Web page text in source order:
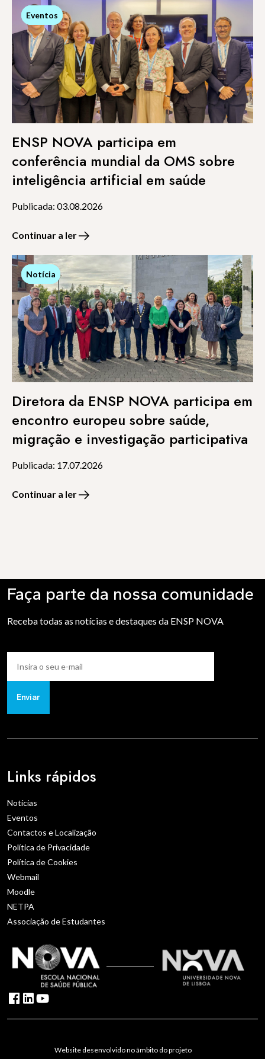
Eventos
Eventos
ENSP NOVA participa em
conferência mundial da OMS sobre
inteligência artificial em saúde
Publicada: 03.08.2026
Continuar a ler
Notícia
Notícia
Diretora da ENSP NOVA participa em
encontro europeu sobre saúde,
migração e investigação participativa
Publicada: 17.07.2026
Continuar a ler
Faça parte da nossa comunidade
Receba todas as notícias e destaques da ENSP NOVA
Enviar
Links rápidos
Notícias
Eventos
Contactos e Localização
Política de Privacidade
Política de Cookies
Webmail
Moodle
NETPA
Associação de Estudantes
Website desenvolvido no âmbito do projeto